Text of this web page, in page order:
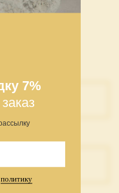
7%
политику